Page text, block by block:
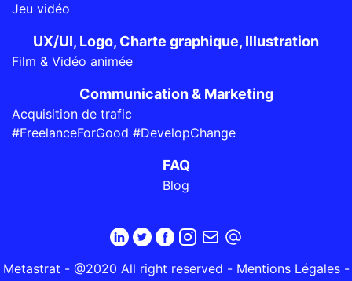
Jeu vidéo
UX/UI, Logo, Charte graphique, Illustration
Film & Vidéo animée
Communication & Marketing
Acquisition de trafic
#FreelanceForGood #DevelopChange
FAQ
Blog
Metastrat - @2020 All right reserved - Mentions Légales-